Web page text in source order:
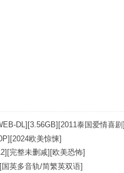
DL][3.56GB][2011泰国爱情喜剧]
欧美惊悚]
完整未删减][欧美恐怖]
英多音轨/简繁英双语]